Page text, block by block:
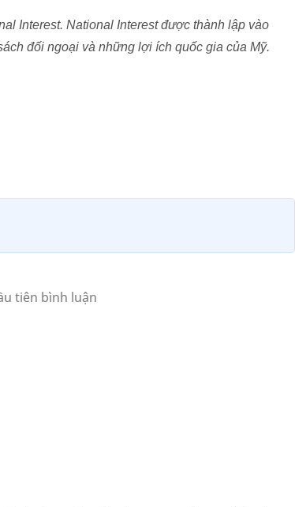
Interest. National Interest được thành lập vào
đối ngoại và những lợi ích quốc gia của Mỹ.